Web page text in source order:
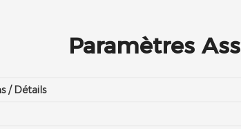
Paramètres
/ Détails